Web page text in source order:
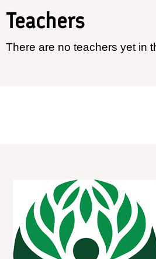
Teachers
There are no teachers yet in